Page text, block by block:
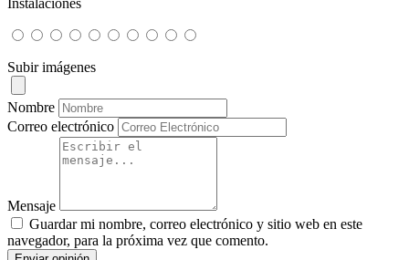
Instalaciones
Subir imágenes
Nombre
Correo electrónico
Mensaje
Guardar mi nombre, correo electrónico y sitio web en este
navegador, para la próxima vez que comento.